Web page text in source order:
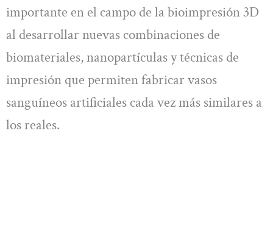
importante en el campo de la bioimpresión 3D
al desarrollar nuevas combinaciones de
biomateriales, nanopartículas y técnicas de
impresión que permiten fabricar vasos
sanguíneos artificiales cada vez más similares a
los reales.